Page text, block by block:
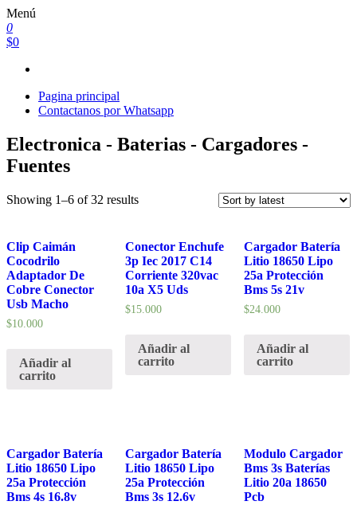
Saltar
al
contenido
Menú
0
$0
Pagina principal
Contactanos por Whatsapp
Electronica - Baterias - Cargadores -
Fuentes
Showing 1–6 of 32 results
Clip Caimán
Cocodrilo
Adaptador De
Cobre Conector
Usb Macho
$10.000
Añadir al
carrito
Conector Enchufe
3p Iec 2017 C14
Corriente 320vac
10a X5 Uds
$15.000
Añadir al
carrito
Cargador Batería
Litio 18650 Lipo
25a Protección
Bms 5s 21v
$24.000
Añadir al
carrito
Cargador Batería
Litio 18650 Lipo
25a Protección
Bms 4s 16.8v
Cargador Batería
Litio 18650 Lipo
25a Protección
Bms 3s 12.6v
Modulo Cargador
Bms 3s Baterías
Litio 20a 18650
Pcb